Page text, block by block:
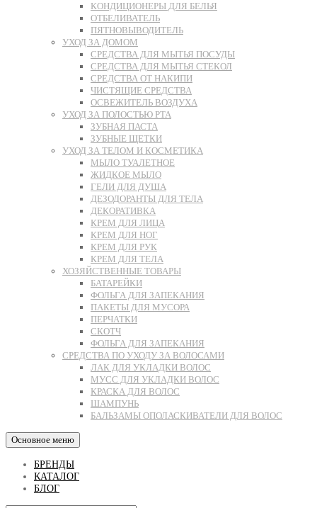
КОНДИЦИОНЕРЫ ДЛЯ БЕЛЬЯ
ОТБЕЛИВАТЕЛЬ
ПЯТНОВЫВОДИТЕЛЬ
УХОД ЗА ДОМОМ
СРЕДСТВА ДЛЯ МЫТЬЯ ПОСУДЫ
СРЕДСТВА ДЛЯ МЫТЬЯ СТЕКОЛ
СРЕДСТВА ОТ НАКИПИ
ЧИСТЯЩИЕ СРЕДСТВА
ОСВЕЖИТЕЛЬ ВОЗДУХА
УХОД ЗА ПОЛОСТЬЮ РТА
ЗУБНАЯ ПАСТА
ЗУБНЫЕ ЩЕТКИ
УХОД ЗА ТЕЛОМ И КОСМЕТИКА
МЫЛО ТУАЛЕТНОЕ
ЖИДКОЕ МЫЛО
ГЕЛИ ДЛЯ ДУША
ДЕЗОДОРАНТЫ ДЛЯ ТЕЛА
ДЕКОРАТИВКА
КРЕМ ДЛЯ ЛИЦА
КРЕМ ДЛЯ НОГ
КРЕМ ДЛЯ РУК
КРЕМ ДЛЯ ТЕЛА
ХОЗЯЙСТВЕННЫЕ ТОВАРЫ
БАТАРЕЙКИ
ФОЛЬГА ДЛЯ ЗАПЕКАНИЯ
ПАКЕТЫ ДЛЯ МУСОРА
ПЕРЧАТКИ
СКОТЧ
ФОЛЬГА ДЛЯ ЗАПЕКАНИЯ
СРЕДСТВА ПО УХОДУ ЗА ВОЛОСАМИ
ЛАК ДЛЯ УКЛАДКИ ВОЛОС
МУСС ДЛЯ УКЛАДКИ ВОЛОС
КРАСКА ДЛЯ ВОЛОС
ШАМПУНЬ
БАЛЬЗАМЫ ОПОЛАСКИВАТЕЛИ ДЛЯ ВОЛОС
Основное меню
БРЕНДЫ
КАТАЛОГ
БЛОГ